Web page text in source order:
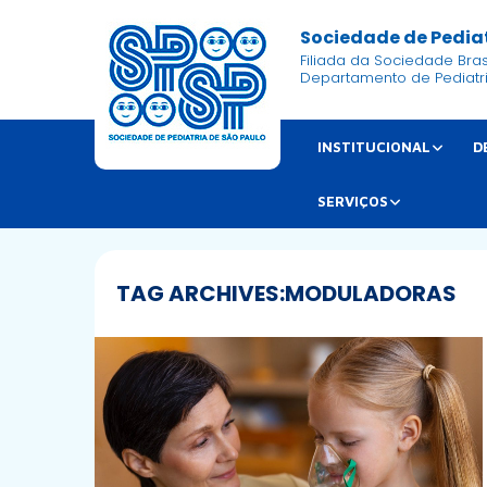
Sociedade de
Filiada da Sociedade
Departamento de
INSTITUCIONAL
SERVIÇOS
TAG ARCHIVES:MODULADORAS